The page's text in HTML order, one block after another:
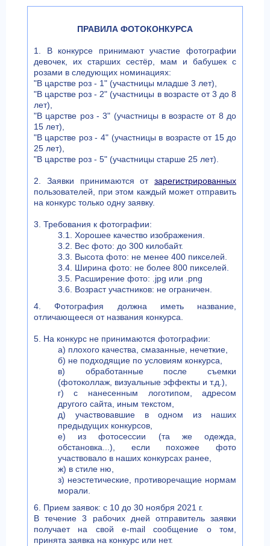
ПРАВИЛА ФОТОКОНКУРСА
1. В конкурсе принимают участие фотографии
девочек, их старших сестёр, мам и бабушек с
розами в следующих номинациях:
"В царстве роз - 1" (участницы младше 3 лет),
"В царстве роз - 2" (участницы в возрасте от 3 до 8
лет),
"В царстве роз - 3" (участницы в возрасте от 8 до
15 лет),
"В царстве роз - 4" (участницы в возрасте от 15 до
25 лет),
"В царстве роз - 5" (участницы старше 25 лет).
2. Заявки принимаются отзарегистрированных
пользователей, при этом каждый может отправить
на конкурс только одну заявку.
3. Требования к фотографии:
3.1. Хорошее качество изображения.
3.2. Вес фото: до 300 килобайт.
3.3. Высота фото: не менее 400 пикселей.
3.4. Ширина фото: не более 800 пикселей.
3.5. Расширение фото: .jpg или .png
3.6. Возраст участников: не ограничен.
4. Фотография должна иметь название,
отличающееся от названия конкурса.
5. На конкурс не принимаются фотографии:
а) плохого качества, смазанные, нечеткие,
б) не подходящие по условиям конкурса,
в) обработанные после съемки
(фотоколлаж, визуальные эффекты и т.д.),
г) с нанесенным логотипом, адресом
другого сайта, иным текстом,
д) участвовавшие в одном из наших
предыдущих конкурсов,
е) из фотосессии (та же одежда,
обстановка...), если похожее фото
участвовало в наших конкурсах ранее,
ж) в стиле ню,
з) неэстетические, противоречащие нормам
морали.
6. Прием заявок: с 10 до 30 ноября 2021 г.
В течение 3 рабочих дней отправитель заявки
получает на свой e-mail сообщение о том,
принята заявка на конкурс или нет.